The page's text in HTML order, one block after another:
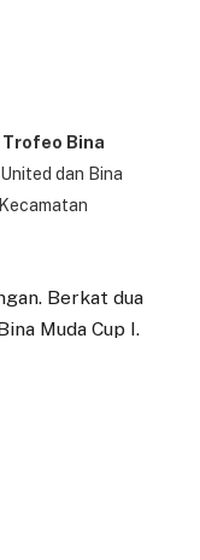
Trofeo Bina
dan Bina
Berkat dua
Muda Cup I.